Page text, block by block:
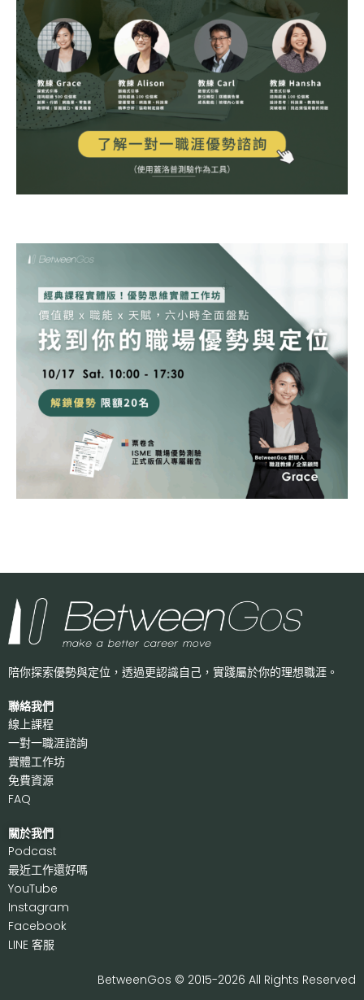
陪你探索優勢與定位，透過更認識自己， 實踐屬於你的理想職涯。
聯絡我們
線上課程
一對一職涯諮詢
實體工作坊
免費資源
FAQ
關於我們
Podcast
最近工作還好嗎
YouTube
Instagram
Facebook
LINE 客服
BetweenGos © 2015-2026 All Rights Reserved